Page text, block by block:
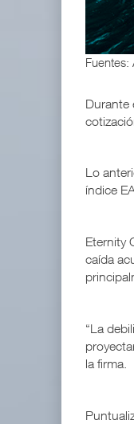
Fuentes:
Durante
Lo
índice
Eternity
caída
“La
la firma.